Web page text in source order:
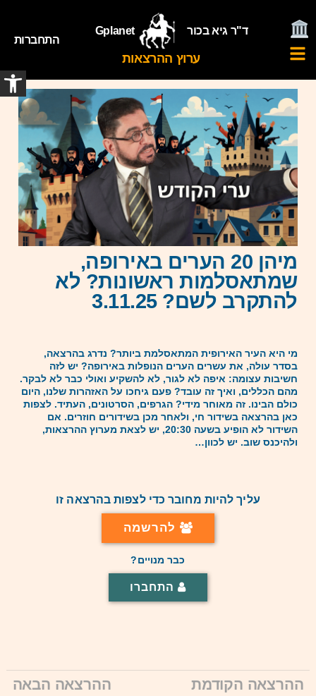
ד"ר גיא בכור Gplanet
ערוץ ההרצאות
התחברות
מיהן 20 הערים באירופה,
שמתאסלמות ראשונות? לא
להתקרב לשם? 3.11.25
מי היא העיר האירופית המתאסלמת ביותר? נדרג בהרצאה,
בסדר עולה, את עשרים הערים הנופלות באירופה? יש לזה
חשיבות עצומה: איפה לא לגור, לא להשקיע ואולי כבר לא לבקר.
מהם הכללים, ואיך זה עובד? פעם גיחכו על האזהרות שלנו, היום
כולם הבינו. זה מאוחר מידי? הגרפים, הסרטונים, העתיד. לצפות
כאן בהרצאה בשידור חי, ולאחר מכן בשידורים חוזרים. אם
השידור לא הופיע בשעה 20:30, יש לצאת מערוץ ההרצאות,
ולהיכנס שוב. יש לכוון…
עליך להיות מחובר כדי לצפות בהרצאה זו
להרשמה
כבר מנויים?
התחברו
ההרצאה הקודמת ההרצאה הבאה